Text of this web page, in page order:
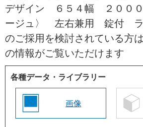
デザイン ６５４幅 ２００
ージュ〉 左右兼用 錠付 ラ
のご採用を検討されている方
の情報がご覧いただけます
各種データ・ライブラリー
画像